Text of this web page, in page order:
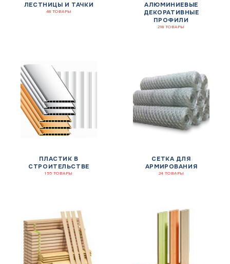
ЛЕСТНИЦЫ И ТАЧКИ
48 ТОВАРЫ
АЛЮМИНИЕВЫЕ
ДЕКОРАТИВНЫЕ
ПРОФИЛИ
218 ТОВАРЫ
ПЛАСТИК В
СТРОИТЕЛЬСТВЕ
155 ТОВАРЫ
СЕТКА ДЛЯ
АРМИРОВАНИЯ
24 ТОВАРЫ